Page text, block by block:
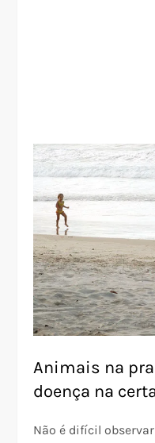
Animais na
doença na
Não é difícil